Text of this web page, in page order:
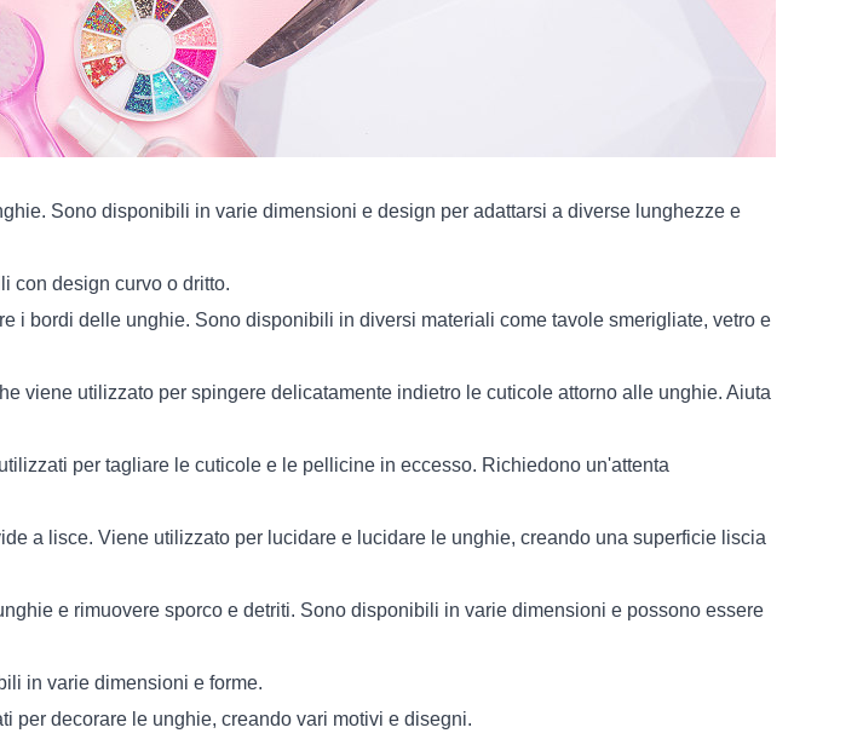
Sono disponibili in varie dimensioni e design per adattarsi a diverse lunghezze e
con design curvo o dritto.
i bordi delle unghie. Sono disponibili in diversi materiali come tavole smerigliate, vetro e
viene utilizzato per spingere delicatamente indietro le cuticole attorno alle unghie. Aiuta
per tagliare le cuticole e le pellicine in eccesso. Richiedono un'attenta
a lisce. Viene utilizzato per lucidare e lucidare le unghie, creando una superficie liscia
e rimuovere sporco e detriti. Sono disponibili in varie dimensioni e possono essere
in varie dimensioni e forme.
per decorare le unghie, creando vari motivi e disegni.